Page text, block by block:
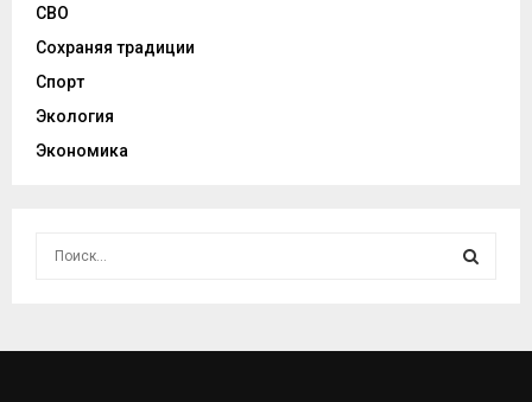
СВО
Сохраняя традиции
Спорт
Экология
Экономика
С